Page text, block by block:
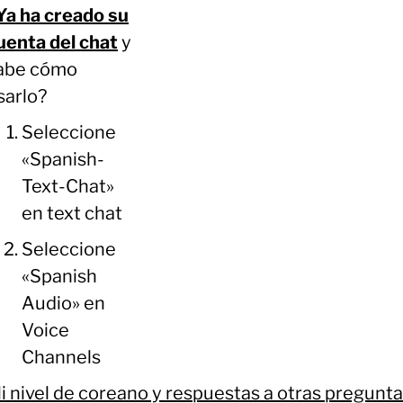
ha creado su
del chat y
cómo
Seleccione
«Spanish-
Text-Chat»
en text chat
Seleccione
«Spanish
Audio» en
Voice
Channels
nivel de coreano y respuestas a otras